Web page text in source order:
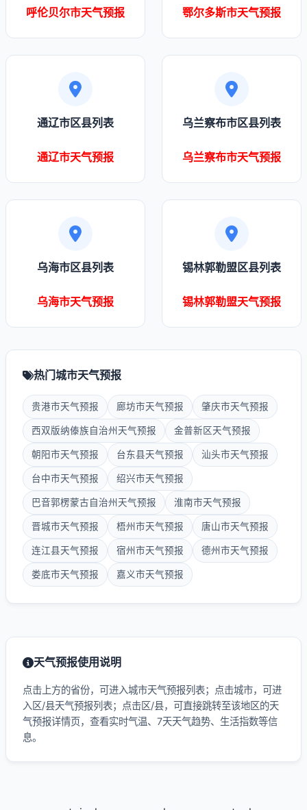
呼伦贝尔市天气预报 鄂尔多斯市天气预报
通辽市区县列表
通辽市天气预报
乌兰察布市区县列表
乌兰察布市天气预报
乌海市区县列表
乌海市天气预报
锡林郭勒盟区县列表
锡林郭勒盟天气预报
热门城市天气预报
贵港市天气预报 廊坊市天气预报 肇庆市天气预报
西双版纳傣族自治州天气预报 金普新区天气预报
朝阳市天气预报 台东县天气预报 汕头市天气预报
台中市天气预报 绍兴市天气预报
巴音郭楞蒙古自治州天气预报 淮南市天气预报
晋城市天气预报 梧州市天气预报 唐山市天气预报
连江县天气预报 宿州市天气预报 德州市天气预报
娄底市天气预报 嘉义市天气预报
天气预报使用说明
点击上方的省份，可进入城市天气预报列表；点击城市，可进
入区/县天气预报列表；点击区/县，可直接跳转至该地区的天
气预报详情页，查看实时气温、7天天气趋势、生活指数等信
息。